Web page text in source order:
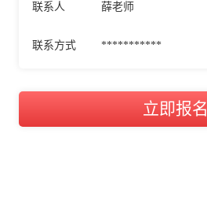
联系人 薛老师
联系方式 ***********
立即报名